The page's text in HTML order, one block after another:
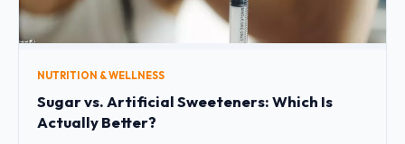
NUTRITION & WELLNESS
Sugar vs. Artificial Sweeteners: Which Is
Actually Better?